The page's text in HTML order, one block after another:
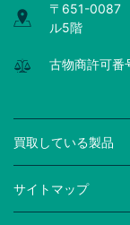
〒651-0087
ル5階
古物商許可
買取している製品
サイトマップ